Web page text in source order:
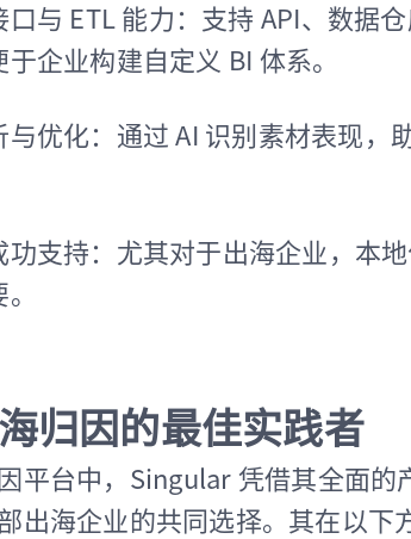
与 ETL 能力：支持 API、数据
企业构建自定义 BI 体系。
优化：通过 AI 识别素材表现，
功支持：尤其对于出海企业，本
归因的最佳实践者
平台中，Singular 凭借其全面的
出海企业的共同选择。其在以下